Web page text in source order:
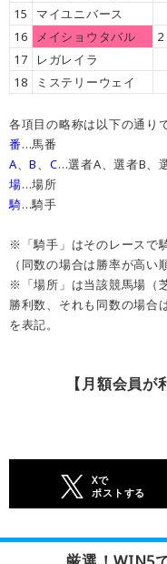
15
マイユニバース
16
メイショウタバル 2
17
レガレイラ
18
ミステリーウェイ
各項目の略称は以下の通りで
番…馬番
A、B、 C…選者A、選者B、
場…場所
騎…騎手
※「騎手」はそのレースで
（同数の場合は勝率が高い
※「場所」は当該競馬場（
勝利数、それも同数の場合
を表記。
【月額会員が
Xで
ポストする